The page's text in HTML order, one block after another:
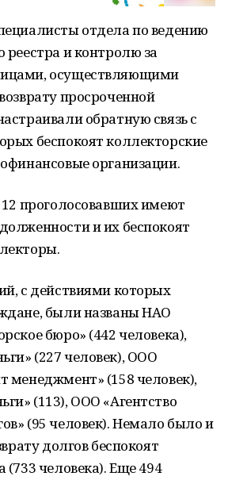
отдела по ведению
реестра и контролю за
осуществляющими
просроченной
обратную связь с
беспокоят коллекторские
организации.
проголосовавших имеют
и их беспокоят
с действиями которых
были названы НАО
бюро» (442 человека),
(227 человек), ООО
менеджмент» (158 человек),
(113), ООО «Агентство
(95 человек). Немало было и
долгов беспокоят
(733 человека). Еще 494